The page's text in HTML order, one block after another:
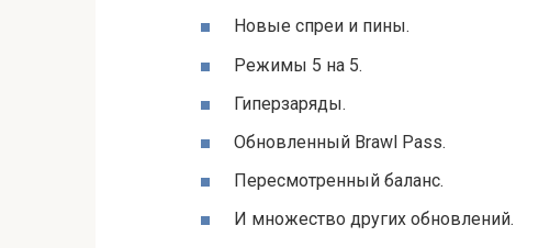
Новые спреи и пины.
Режимы 5 на 5.
Гиперзаряды.
Обновленный Brawl Pass.
Пересмотренный баланс.
И множество других обновлений.